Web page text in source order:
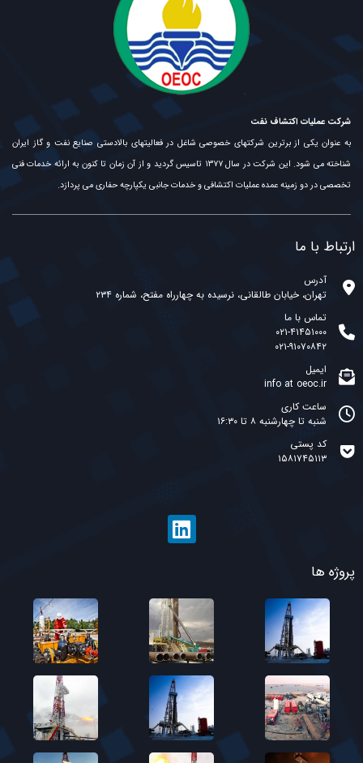
شرکت عملیات اکتشاف نفت
به عنوان یکی از برترین شرکتهای خصوصی شاغل در فعالیتهای بالادستی صنایع نفت و گاز ایران
شناخته می شود. این شرکت در سال ۱۳۷۷ تاسیس گردید و از آن زمان تا کنون به ارائه خدمات فنی
تخصصی در دو زمینه عمده عملیات اکتشافی و خدمات جانبی یکپارچه حفاری می پردازد.
ارتباط با ما
آدرس
تهران، خیابان طالقانی، نرسیده به چهارراه مفتح، شماره ۲۳۴
تماس با ما
۰۲۱-۴۱۴۵۱۰۰۰
۰۲۱-۹۱۰۷۰۸۴۲
ایمیل
info at oeoc.ir
ساعت کاری
شنبه تا چهارشنبه ۸ تا ۱۶:۳۰
کد پستی
۱۵۸۱۷۴۵۱۱۳
پروژه ها